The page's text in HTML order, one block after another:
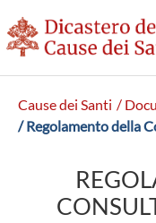
Cause dei Santi /
/ Regolamento della